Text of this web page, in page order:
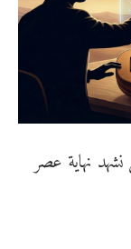
نهاية عصر